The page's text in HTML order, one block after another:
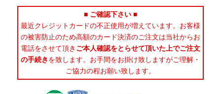
■ ご確認下さい ■
最近クレジットカードの不正使用が増えています。お客様
の被害防止のため高額のカード決済のご注文は当社からお
電話をさせて頂き ご本人確認をとらせて頂いた上でご注文
の手続きを致します。お手間をお掛け致しますがご理解・
ご協力の程お願い致します。